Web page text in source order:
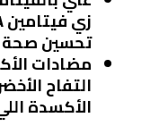
تحسين صحة
مضادات
التفاح
الأكسدة